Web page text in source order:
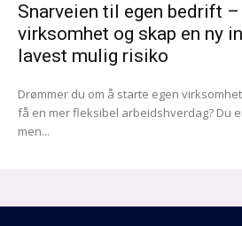
Snarveien til egen bedrift
virksomhet og skap en ny
lavest mulig risiko
Drømmer du om å starte egen
få en mer fleksibel arbeidshverdag? Du
men...